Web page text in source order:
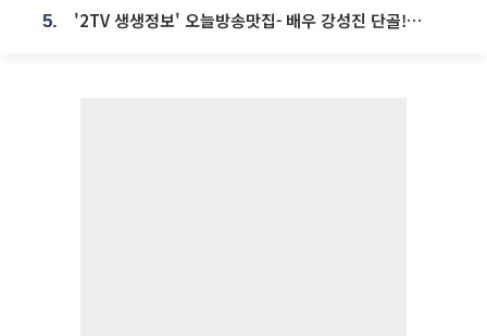
5. '2TV 생생정보' 오늘방송맛집- 배우 강성진 단골! 쌀국수ㆍ푸팟퐁 커리 맛집 '블○○○'